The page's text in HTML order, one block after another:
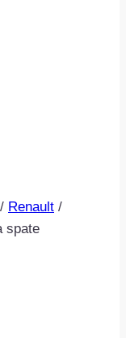
/ Renault /
spate